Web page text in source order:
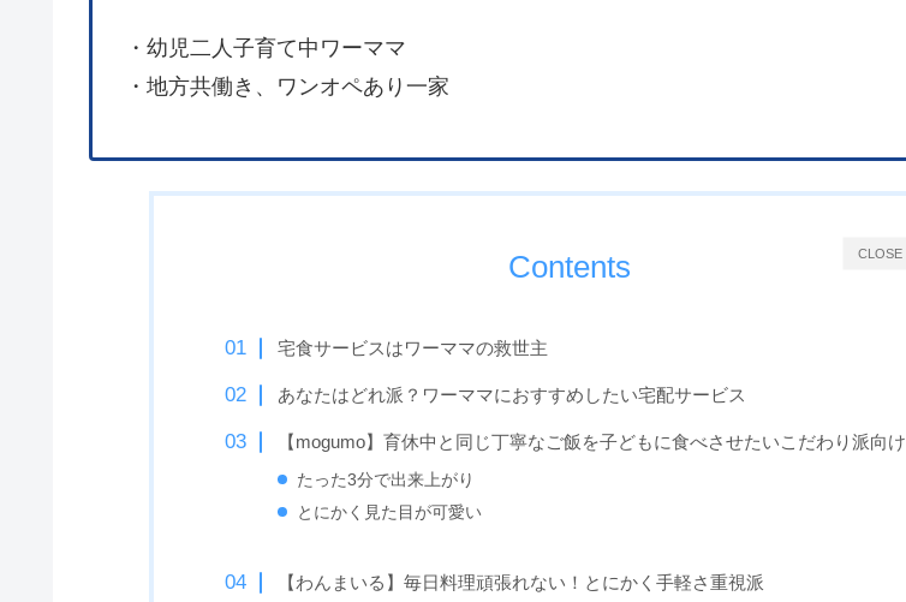
・幼児二人子育て中ワーママ
・地方共働き、ワンオペあり一家
CLOSE
Contents
宅食サービスはワーママの救世主
あなたはどれ派？ワーママにおすすめしたい宅配サービス
【mogumo】育休中と同じ丁寧なご飯を子どもに食べさせたいこだわり派向け
たった3分で出来上がり
とにかく見た目が可愛い
【わんまいる】毎日料理頑張れない！とにかく手軽さ重視派